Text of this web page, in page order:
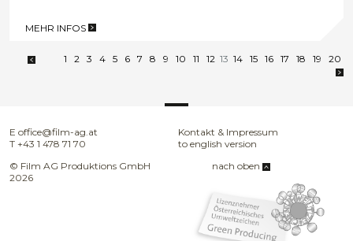
MEHR INFOS
1 2 3 4 5 6 7 8 9 10 11 12 13 14 15 16 17 18 19 20
E office@film-ag.at
T +43 1 478 71 70
Kontakt & Impressum
to english version
© Film AG Produktions GmbH
2026
nach oben